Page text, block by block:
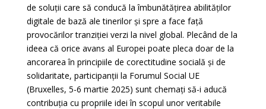
de soluții care să conducă la îmbunătățirea abilităților
digitale de bază ale tinerilor și spre a face față
provocărilor tranziției verzi la nivel global. Plecând de la
ideea că orice avans al Europei poate pleca doar de la
ancorarea în principiile de corectitudine socială și de
solidaritate, participanții la Forumul Social UE
(Bruxelles, 5-6 martie 2025) sunt chemați să-i aducă
contribuția cu propriile idei în scopul unor veritabile